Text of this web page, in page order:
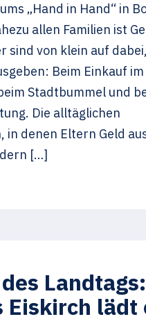
„Hand in Hand“ in
allen Familien ist
sind von klein auf
Beim Einkauf im
Stadtbummel und
Die alltäglichen
denen Eltern Geld
[…]
Landtags:
Eiskirch lädt